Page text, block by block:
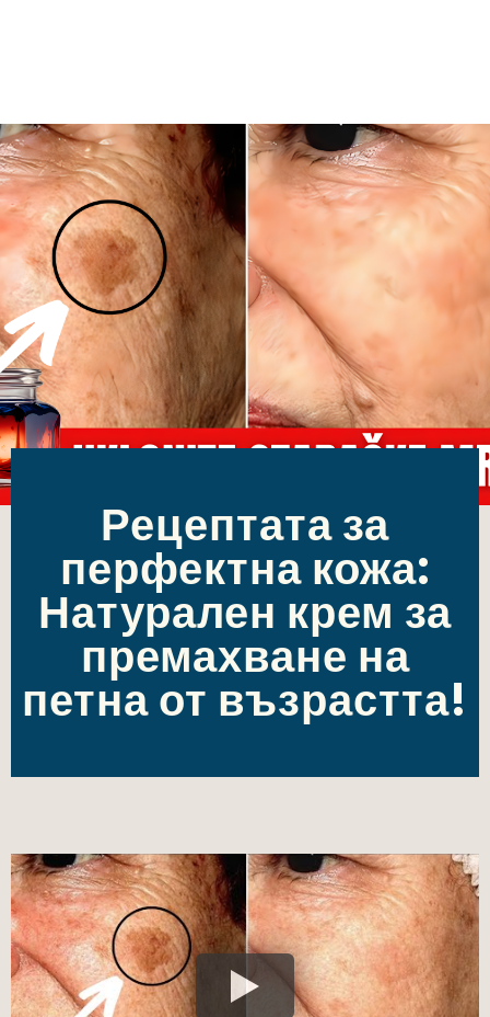
Рецептата за
перфектна кожа:
Натурален крем за
премахване на
петна от възрастта!